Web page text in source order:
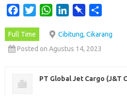
c
e
o
t
W
a
t
n
k
n
b
a
Full Time
Cibitung, Cikarang
Posted on Agustus 14, 2023
PT Global Jet Cargo (J&T